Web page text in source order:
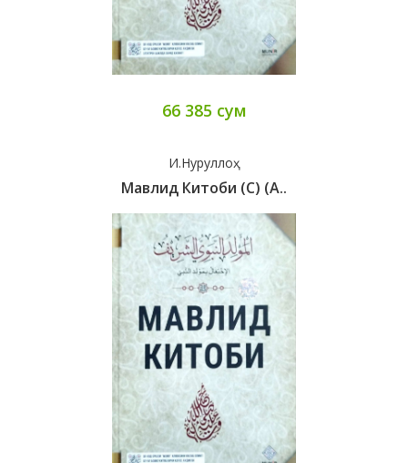
66 385 сум
И.Нуруллоҳ
Мавлид Китоби (с) (А..